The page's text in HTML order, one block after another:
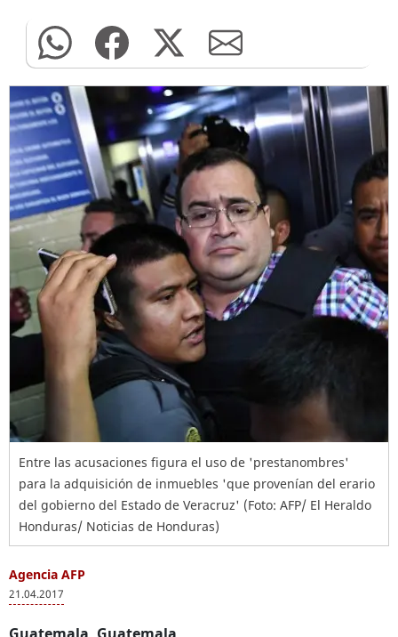
Entre las acusaciones figura el uso de 'prestanombres'
para la adquisición de inmuebles 'que provenían del erario
del gobierno del Estado de Veracruz' (Foto: AFP/ El Heraldo
Honduras/ Noticias de Honduras)
Agencia AFP
21.04.2017